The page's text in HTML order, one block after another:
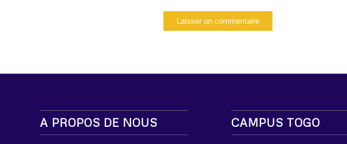
A PROPOS DE NOUS CAMPUS TOGO